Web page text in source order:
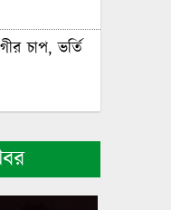
চাপ, ভর্তি
বরণ করে
জন্য’